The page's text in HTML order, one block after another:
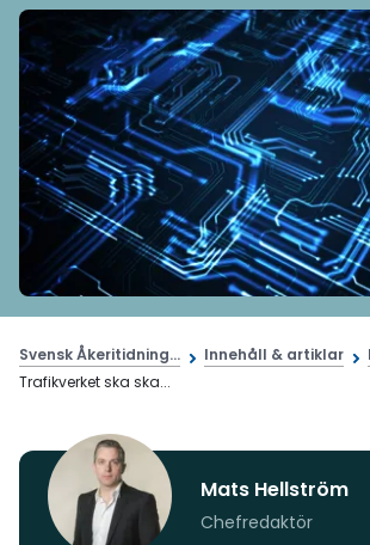
Svensk Åkeritidning... Innehåll & artiklar
Trafikverket ska ska...
Mats Hellström
Chefredaktör